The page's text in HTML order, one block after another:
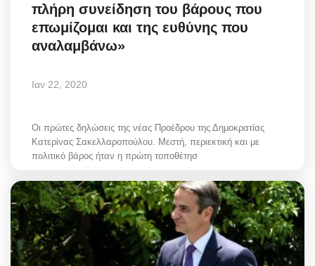
πλήρη συνείδηση του βάρους που
επωμίζομαι και της ευθύνης που
αναλαμβάνω»
Ιαν 22, 2020
Οι πρώτες δηλώσεις της νέας Προέδρου της Δημοκρατίας
Κατερίνας Σακελλαροπούλου. Μεστή, περιεκτική και με
πολιτικό βάρος ήταν η πρώτη τοποθέτησ